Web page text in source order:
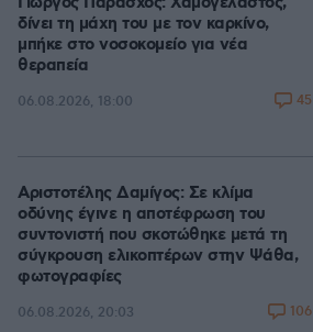
δίνει τη μάχη του με τον καρκίνο,
μπήκε στο νοσοκομείο για νέα
θεραπεία
06.08.2026, 18:00 45
Αριστοτέλης Δαμίγος: Σε κλίμα
οδύνης έγινε η αποτέφρωση του
συντονιστή που σκοτώθηκε μετά τη
σύγκρουση ελικοπτέρων στην Ψάθα,
φωτογραφίες
06.08.2026, 20:03 106